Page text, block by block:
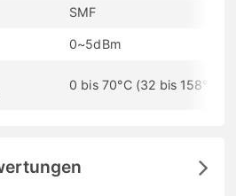
SMF
0~5dBm
0 bis 70°C (32 bis 158°F)